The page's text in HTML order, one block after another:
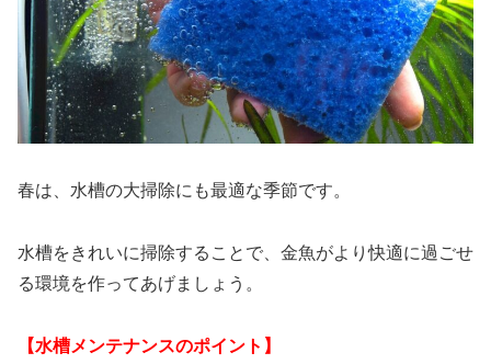
春は、水槽の大掃除にも最適な季節です。
水槽をきれいに掃除することで、金魚がより快適に過ごせ
る環境を作ってあげましょう。
【水槽メンテナンスのポイント】